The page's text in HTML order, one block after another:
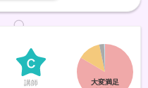
グレード5級、指導グレード5級
積極的に行っている。ヴォーカ
バー。町田シティオペラ協会
溝雄毅とサックス/ピアノヴォ
成。ピアノを本間貴子、山田美
子、松原有奈の各氏に師事。
講師